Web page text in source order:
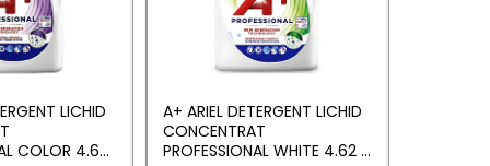
LICHID
COLOR 4.62
A+ ARIEL DETERGENT LICHID
CONCENTRAT
PROFESSIONAL WHITE 4.62 L